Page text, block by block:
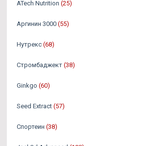
ATech Nutrition (25)
Аргинин 3000 (55)
Нутрекс (68)
Стромбаджект (38)
Ginkgo (60)
Seed Extract (57)
Спортеин (38)